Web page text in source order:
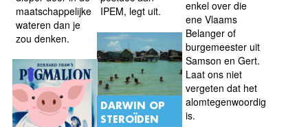
IPEM, legt uit.
maatschappelijke
wateren dan je
zou denken.
enkel over die
ene Vlaams
Belanger of
burgemeester uit
Samson en Gert.
Laat ons niet
vergeten dat het
alomtegenwoordig
is.
DARWIN OP
STEROÏDEN